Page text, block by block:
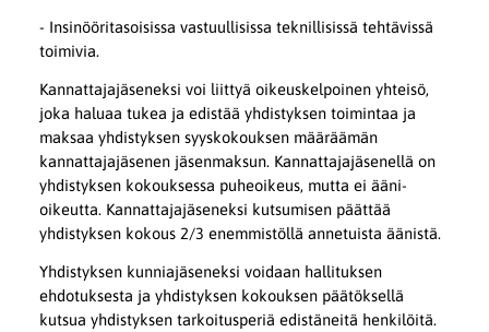
- Insinööritasoisissa vastuullisissa teknillisissä tehtävissä
toimivia.
Kannattajajäseneksi voi liittyä oikeuskelpoinen yhteisö,
joka haluaa tukea ja edistää yhdistyksen toimintaa ja
maksaa yhdistyksen syyskokouk­sen määräämän
kannattajajäsenen jäsenmaksun. Kannattajajäse­nellä on
yhdistyksen kokouksessa puheoikeus, mutta ei ääni­
oikeutta. Kannattajajäseneksi kutsumisen päättää
yhdistyksen kokous 2/3 enemmistöllä annetuista äänistä.
Yhdistyksen kunniajäseneksi voidaan hallituksen
ehdotuksesta ja yhdistyksen kokouksen päätöksellä
kutsua yhdistyksen tarkoitusperiä edistäneitä henkilöitä.